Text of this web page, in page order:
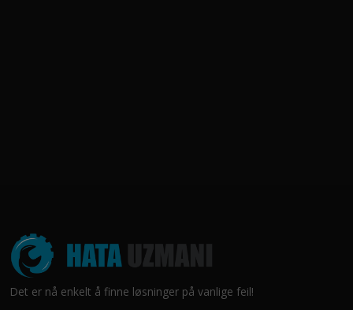
Det er nå enkelt å finne løsninger på vanlige feil!